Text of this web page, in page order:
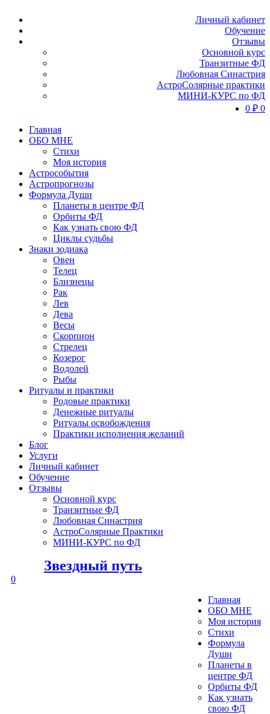
Личный кабинет
Обучение
Отзывы
Основной курс
Транзитные ФД
Любовная Синастрия
АстроСолярные практики
МИНИ-КУРС по ФД
0 ₽ 0
Главная
ОБО МНЕ
Стихи
Моя история
Астрособытия
Астропрогнозы
Формула Души
Планеты в центре ФД
Орбиты ФД
Как узнать свою ФД
Циклы судьбы
Знаки зодиака
Овен
Телец
Близнецы
Рак
Лев
Дева
Весы
Скорпион
Стрелец
Козерог
Водолей
Рыбы
Ритуалы и практики
Родовые практики
Денежные ритуалы
Ритуалы освобождения
Практики исполнения желаний
Блог
Услуги
Личный кабинет
Обучение
Отзывы
Основной курс
Транзитные ФД
Любовная Синастрия
АстроСолярные Практики
МИНИ-КУРС по ФД
Звездный путь
0
Главная
ОБО МНЕ
Моя история
Стихи
Формула
Души
Планеты в
центре ФД
Орбиты ФД
Как узнать
свою ФД